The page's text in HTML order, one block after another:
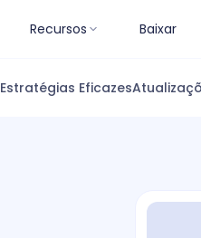
Recursos Baixar
Estratégias Eficazes